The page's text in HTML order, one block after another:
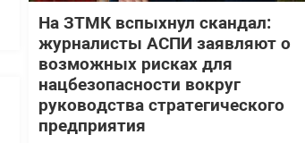
На ЗТМК вспыхнул скандал:
журналисты АСПИ заявляют о
возможных рисках для
нацбезопасности вокруг
руководства стратегического
предприятия